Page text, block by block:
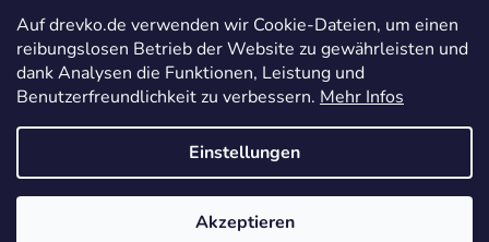
Auf drevko.de verwenden wir Cookie-Dateien, um einen
reibungslosen Betrieb der Website zu gewährleisten und
dank Analysen die Funktionen, Leistung und
Benutzerfreundlichkeit zu verbessern. Mehr Infos
Einstellungen
Akzeptieren
Erstellt von Shoptet
Copyright 2026DREVKO. Alle Rechte vorbehalten.